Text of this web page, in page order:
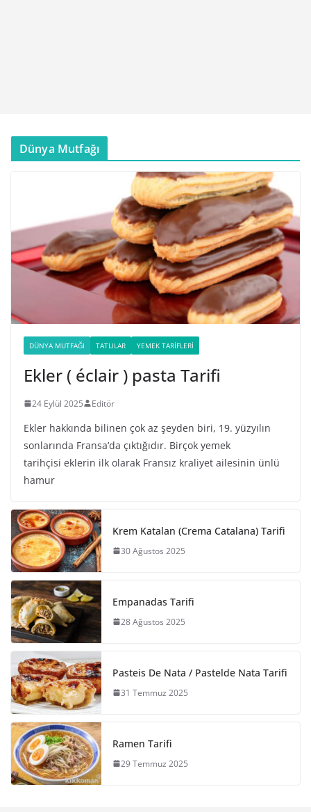
Dünya Mutfağı
DÜNYA MUTFAĞI TATLILAR YEMEK TARIFLERI
Ekler ( éclair ) pasta Tarifi
24 Eylül 2025 Editör
Ekler hakkında bilinen çok az şeyden biri, 19. yüzyılın
sonlarında Fransa’da çıktığıdır. Birçok yemek
tarihçisi eklerin ilk olarak Fransız kraliyet ailesinin ünlü
hamur
Krem Katalan (Crema Catalana) Tarifi
30 Ağustos 2025
Empanadas Tarifi
28 Ağustos 2025
Pasteis De Nata / Pastelde Nata Tarifi
31 Temmuz 2025
Ramen Tarifi
29 Temmuz 2025